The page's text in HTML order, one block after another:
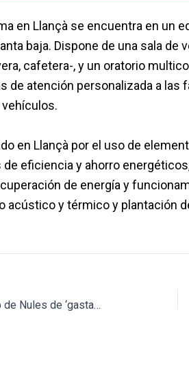
en Llançà se encuentra en un
baja. Dispone de una sala
cafetera-, y un oratorio
de atención personalizada a
en Llançà por el uso de
eficiencia y ahorro
de energía y
acústico y térmico y plantación
El PP acusa al Ayuntamiento de Nules de ‘gastar con descontrol y tener el tanatorio cerrado»